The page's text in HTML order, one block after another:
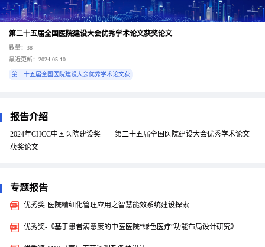
第二十五届全国医院建设大会优秀学术论文获奖论文
数量：38
最近更新：2024-05-10
第二十五届全国医院建设大会优秀学术论文获
报告介绍
2024年CHCC中国医院建设奖——第二十五届全国医院建设大会优秀学术论文
获奖论文
专题报告
优秀奖-医院精细化管理应用之智慧能效系统建设探索
优秀奖-《基于患者满意度的中医医院“绿色医疗”功能布局设计研究》